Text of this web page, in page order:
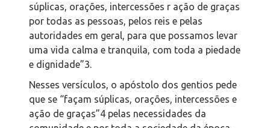
súplicas, orações, intercessões r ação de graças
por todas as pessoas, pelos reis e pelas
autoridades em geral, para que possamos levar
uma vida calma e tranquila, com toda a piedade
e dignidade”3.
Nesses versículos, o apóstolo dos gentios pede
que se “façam súplicas, orações, intercessões e
ação de graças”4 pelas necessidades da